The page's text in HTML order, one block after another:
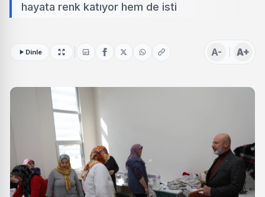
hayata renk katıyor hem de isti
Dinle A- A+